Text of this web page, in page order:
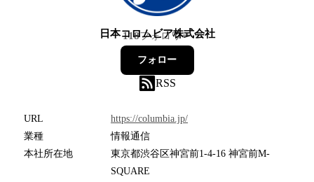
日本コロムビア株式会社
118フォロワー
フォロー
RSS
URL
https://columbia.jp/
業種
情報通信
本社所在地
東京都渋谷区神宮前1-4-16 神宮前M-
SQUARE